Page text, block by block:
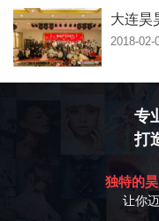
大连昊
2018-02-
专
打
独特的
让你